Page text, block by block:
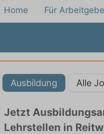
Home Für
Ausbildung Alle
Jetzt
Lehrstellen in